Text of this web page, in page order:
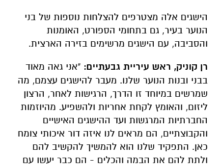
הישגים אלה מצטרפים להצלחות נוספות של בני
הנוער בעיר, גם בתחומי הספורט, האומנות
והסביבה, עם הישגים מרשימים בזירה הארצית.
רן קוניק, ראש עיריית גבעתיים: "אני גאה מאוד
בבני ובנות הנוער שלנו. מעבר להישגים עצמם, מה
שמרשים במיוחד זו הדרך, הרגישות לאחר, הרצון
ליזום, והאומץ לקחת אחריות ולהשפיע. מהיוזמות
החברתיות המרגשות ועד ההישגים האישיים
והקבוצתיים, הם מראים לנו איזה דור איכותי צומח
כאן. התפקיד שלנו הוא להמשיך להקשיב להם
ולתת להם את הבמה והכלים - הם כבר יעשו עם